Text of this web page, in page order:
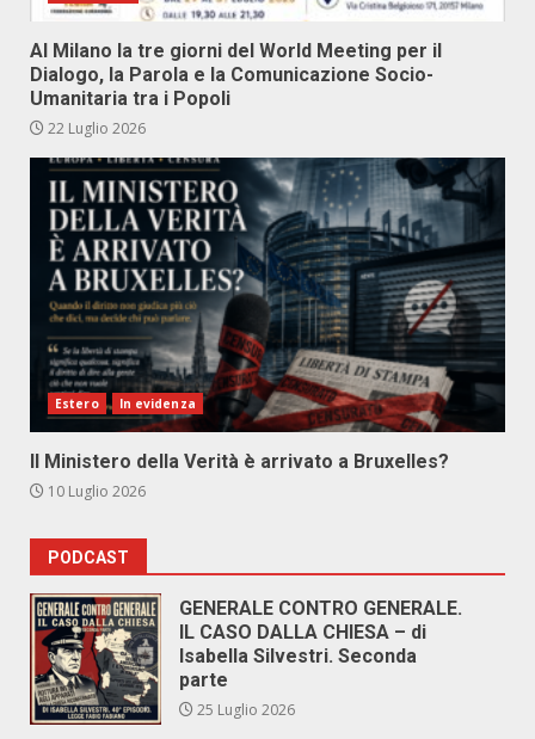
Al Milano la tre giorni del World Meeting per il
Dialogo, la Parola e la Comunicazione Socio-
Umanitaria tra i Popoli
22 Luglio 2026
Estero In evidenza
Il Ministero della Verità è arrivato a Bruxelles?
10 Luglio 2026
PODCAST
GENERALE CONTRO GENERALE.
IL CASO DALLA CHIESA – di
Isabella Silvestri. Seconda
parte
25 Luglio 2026